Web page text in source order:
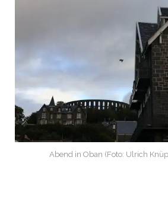
Abend in Oban (Foto: Ulrich